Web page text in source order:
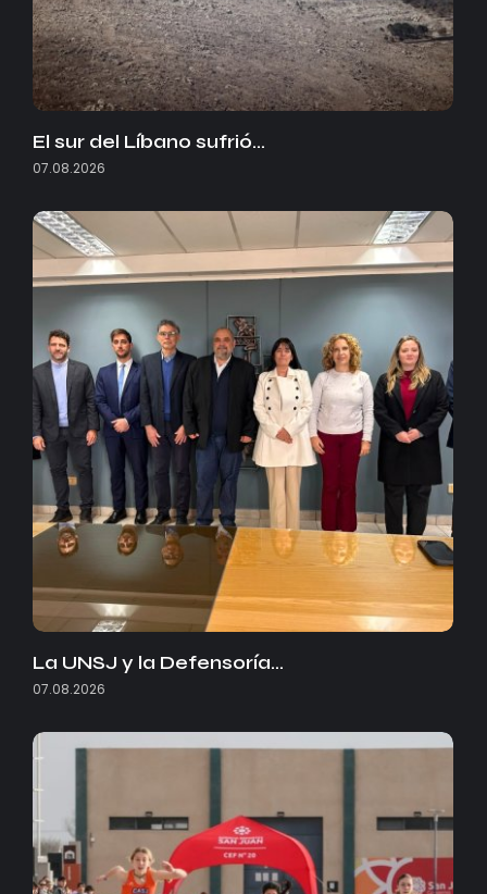
El sur del Líbano sufrió…
07.08.2026
La UNSJ y la Defensoría…
07.08.2026